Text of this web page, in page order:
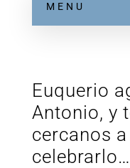
MENU
Euquerio
Antonio, y
cercanos
celebrarlo…